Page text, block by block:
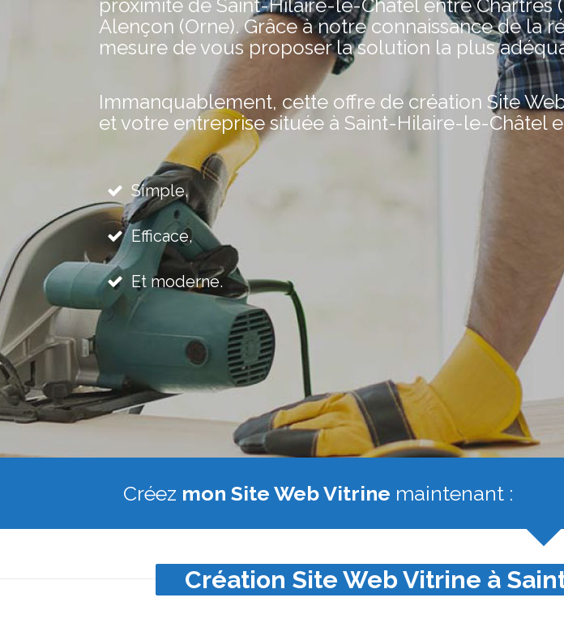
proximité de Saint-Hilaire-le-Châtel entre Chartres
Alençon (Orne). Grâce à notre connaissance de la
mesure de vous proposer la solution la plus
Immanquablement, cette offre de création Site
et votre entreprise située à Saint-Hilaire-le-Châtel
Simple,
Efficace,
Et moderne.
Créez mon Site Web Vitrine maintenant :
Création Site Web Vitrine à